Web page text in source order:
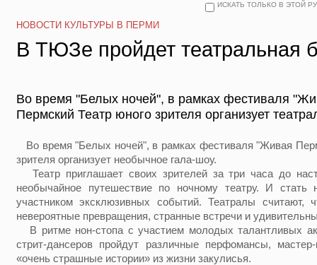
ИСКАТЬ ТОЛЬКО В ЭТОЙ
НОВОСТИ КУЛЬТУРЫ В ПЕРМИ
В ТЮЗе пройдет театральная
Во время "Белых ночей", в рамках фестиваля
Пермский Театр юного зрителя организует
Во время "Белых ночей", в рамках фестиваля "Живая
зрителя организует необычное гала-шоу.
Театр приглашает своих зрителей за три часа до
необычайное путешествие по ночному театру. И стать
участником эксклюзивных событий. Театралы
невероятные превращения, странные встречи и
В ритме нон-стопа с участием молодых талантливых
стрит-дансеров пройдут различные перфомансы,
«очень страшные истории» из жизни закулисья.